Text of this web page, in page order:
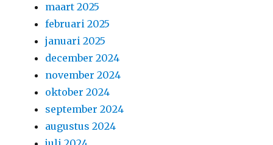
maart 2025
februari 2025
januari 2025
december 2024
november 2024
oktober 2024
september 2024
augustus 2024